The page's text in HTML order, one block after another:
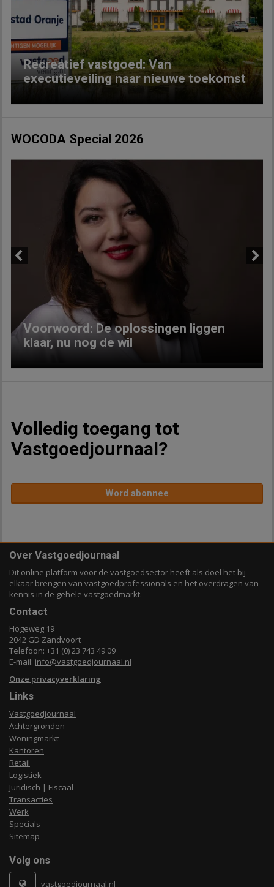
Recreatief vastgoed: Van
executieveiling naar nieuwe toekomst
Next
WOCODA Special 2026
Voorwoord: De oplossingen liggen
klaar, nu nog de wil
Volledig toegang tot
Vastgoedjournaal?
Word abonnee
Over Vastgoedjournaal
Dit online platform voor de vastgoedsector heeft als doel het bij
elkaar brengen van vastgoedprofessionals en het overdragen van
kennis in de gehele vastgoedmarkt.
Contact
Hogeweg 19
2042 GD Zandvoort
Telefoon: +31 (0) 23 743 49 09
E-mail: info@vastgoedjournaal.nl
Onze privacyverklaring
Links
Vastgoedjournaal
Achtergronden
Woningmarkt
Kantoren
Retail
Logistiek
Juridisch | Fiscaal
Transacties
Werk
Specials
Sitemap
Volg ons
vastgoedjournaal.nl